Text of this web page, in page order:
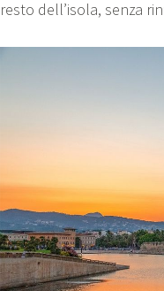
resto dell’isola, senza